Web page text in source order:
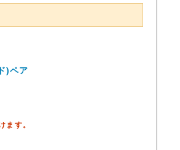
)ペア
ます。